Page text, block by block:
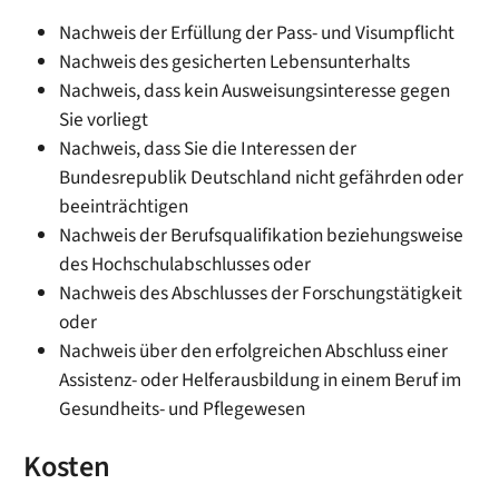
Nachweis der Erfüllung der Pass- und Visumpflicht
Nachweis des gesicherten Lebensunterhalts
Nachweis, dass kein Ausweisungsinteresse gegen
Sie vorliegt
Nachweis, dass Sie die Interessen der
Bundesrepublik Deutschland nicht gefährden oder
beeinträchtigen
Nachweis der Berufsqualifikation beziehungsweise
des Hochschulabschlusses oder
Nachweis des Abschlusses der Forschungstätigkeit
oder
Nachweis über den erfolgreichen Abschluss einer
Assistenz- oder Helferausbildung in einem Beruf im
Gesundheits- und Pflegewesen
Kosten